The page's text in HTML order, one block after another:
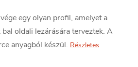
egy olyan profil, amelyet a
oldali lezárására terveztek. A
anyagból készül. Részletes